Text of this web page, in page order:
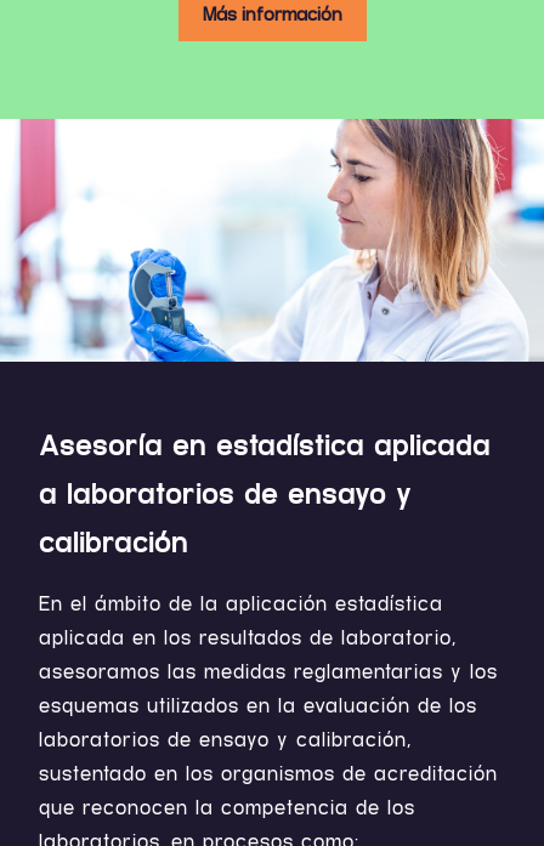
Más información
Asesoría en estadística aplicada
a laboratorios de ensayo y
calibración
En el ámbito de la aplicación estadística
aplicada en los resultados de laboratorio,
asesoramos las medidas reglamentarias y los
esquemas utilizados en la evaluación de los
laboratorios de ensayo y calibración,
sustentado en los organismos de acreditación
que reconocen la competencia de los
laboratorios, en procesos como: